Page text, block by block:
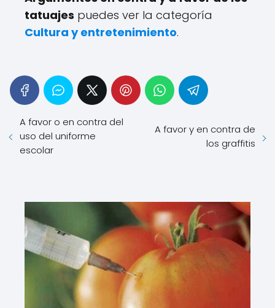
tatuajes puedes ver la categoría
Cultura y entretenimiento.
A favor o en contra del
uso del uniforme
escolar
A favor y en contra de
los graffitis